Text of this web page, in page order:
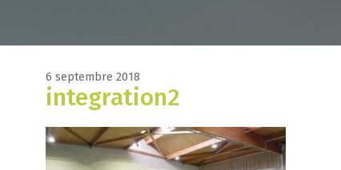
6 septembre 2018
integration2